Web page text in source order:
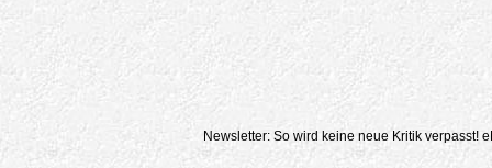
Newsletter: So wird keine neue Kritik verpasst!